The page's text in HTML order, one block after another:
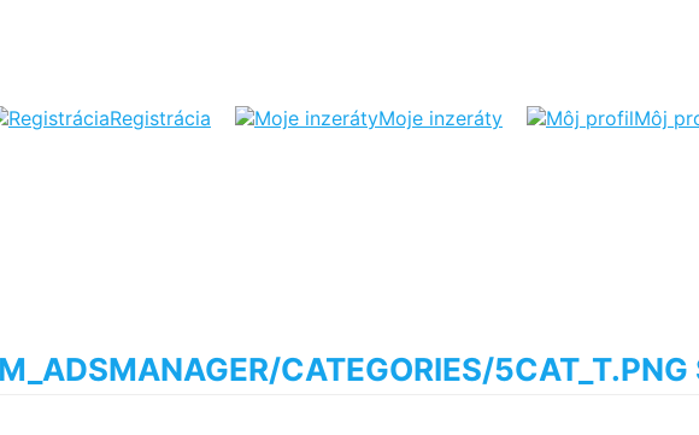
Registrácia Moje inzeráty Môj